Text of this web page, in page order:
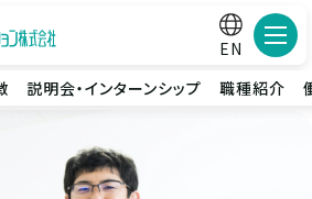
EN メニ
説明会・インターンシップ 職種紹介